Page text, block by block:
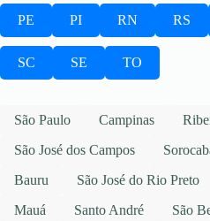
PE PI RN RS
SC SE TO
São Paulo Campinas
São José dos Campos
Bauru
São José do Rio Preto
Mauá
Santo André
São